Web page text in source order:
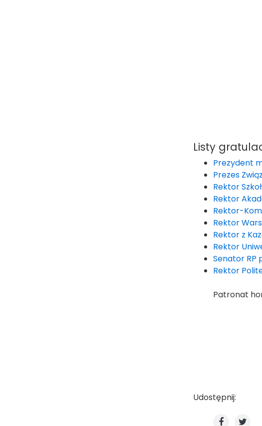
Listy
Prezydent
Prezes
Rektor
Rektor
Rektor-
Rektor
Rektor z
Rektor
Senator RP
Rektor
Patronat
Udostępnij: